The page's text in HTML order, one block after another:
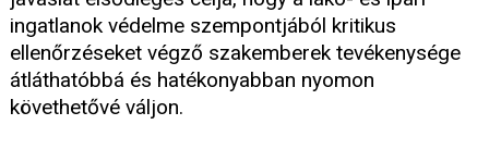
ingatlanok védelme szempontjából kritikus
ellenőrzéseket végző szakemberek tevékenysége
átláthatóbbá és hatékonyabban nyomon
követhetővé váljon.